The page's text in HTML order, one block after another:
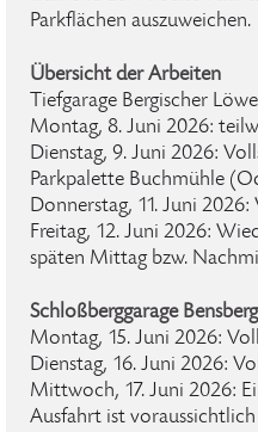
Parkflächen auszuweichen.
Übersicht der Arbeiten
Tiefgarage Bergischer
Montag, 8. Juni 2026:
Dienstag, 9. Juni 2026:
Parkpalette Buchmühle
Donnerstag, 11. Juni
Freitag, 12. Juni 2026:
späten Mittag bzw.
Schloßberggarage Bensberg
Montag, 15. Juni 2026:
Dienstag, 16. Juni 2026:
Mittwoch, 17. Juni 2026:
Ausfahrt ist